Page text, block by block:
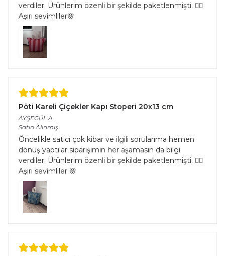
verdiler. Ürünlerim özenli bir şekilde paketlenmişti. 👌🏻
Aşırı sevimliler🌸
Pöti Kareli Çiçekler Kapı Stoperi 20x13 cm
AYŞEGÜL A.
Satın Alınmış
Öncelikle satıcı çok kibar ve ilgili sorularıma hemen
dönüş yaptılar siparişimin her aşamasın da bilgi
verdiler. Ürünlerim özenli bir şekilde paketlenmişti. 👌🏻
Aşırı sevimliler 🌸